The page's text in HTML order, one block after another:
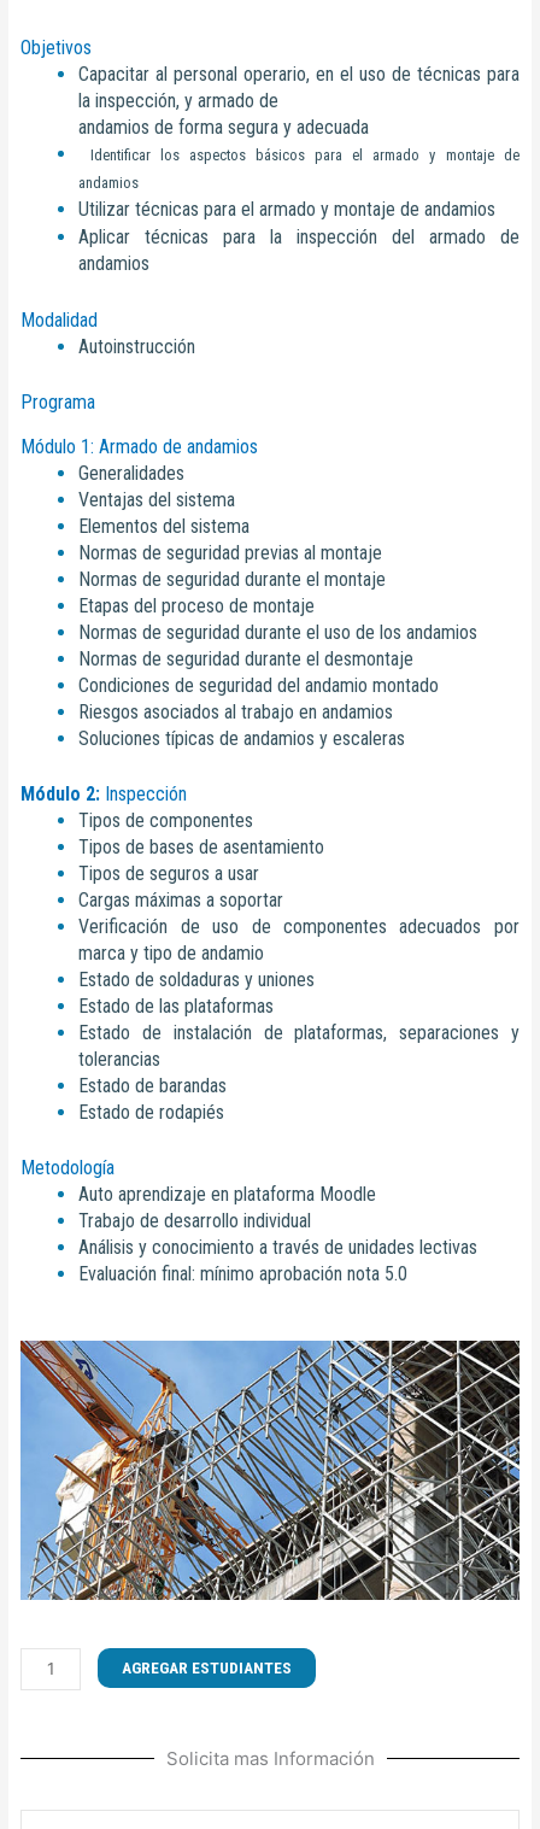
Objetivos
Capacitar al personal operario, en el uso de técnicas para
la inspección, y armado de
andamios de forma segura y adecuada
Identificar los aspectos básicos para el armado y montaje de
andamios
Utilizar técnicas para el armado y montaje de andamios
Aplicar técnicas para la inspección del armado de
andamios
Modalidad
Autoinstrucción
Programa
Módulo 1: Armado de andamios
Generalidades
Ventajas del sistema
Elementos del sistema
Normas de seguridad previas al montaje
Normas de seguridad durante el montaje
Etapas del proceso de montaje
Normas de seguridad durante el uso de los andamios
Normas de seguridad durante el desmontaje
Condiciones de seguridad del andamio montado
Riesgos asociados al trabajo en andamios
Soluciones típicas de andamios y escaleras
Módulo 2: Inspección
Tipos de componentes
Tipos de bases de asentamiento
Tipos de seguros a usar
Cargas máximas a soportar
Verificación de uso de componentes adecuados por
marca y tipo de andamio
Estado de soldaduras y uniones
Estado de las plataformas
Estado de instalación de plataformas, separaciones y
tolerancias
Estado de barandas
Estado de rodapiés
Metodología
Auto aprendizaje en plataforma Moodle
Trabajo de desarrollo individual
Análisis y conocimiento a través de unidades lectivas
Evaluación final: mínimo aprobación nota 5.0
CURSO
DE
AGREGAR ESTUDIANTES
Solicita mas Información